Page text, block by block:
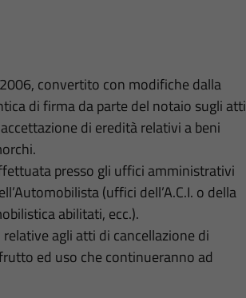
convertito con modifiche dalla
di firma da parte del notaio sugli atti
di eredità relativi a beni
presso gli uffici amministrativi
(uffici dell’A.C.I. o della
abilitati, ecc.).
agli atti di cancellazione di
ed uso che continueranno ad